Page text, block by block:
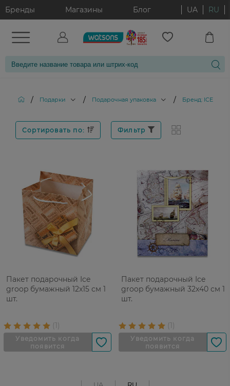
Бренды Магазины Блог UA RU
/ Подарки / Подарочная упаковка / Бренд: ICE
Сортировать по: Фильтр
Пакет подарочный Ice
groop бумажный 12x15 см 1
шт.
Пакет подарочный Ice
groop бумажный 32x40 см 1
шт.